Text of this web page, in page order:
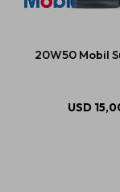
20W50 Mobil
USD